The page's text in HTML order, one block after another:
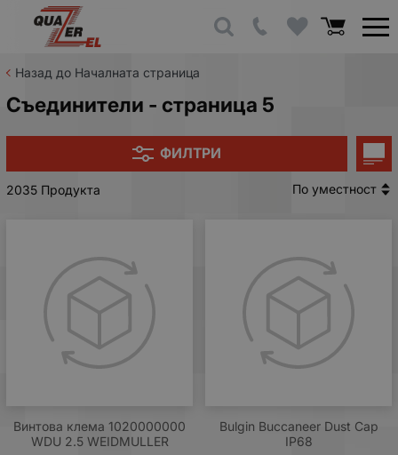
Назад до Началната страница
Съединители - страница 5
ФИЛТРИ
2035 Продукта По уместност
Винтова клема 1020000000
WDU 2.5 WEIDMULLER
Bulgin Buccaneer Dust Cap
IP68